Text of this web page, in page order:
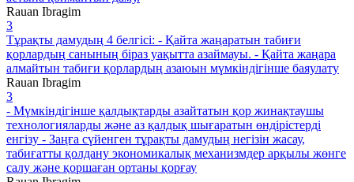
Rauan Ibragim
3
Тұрақты дамудың 4 белгісі: - Қайта жаңаратын табиғи
қорлардың санының біраз уақытта азаймауы. - Қайта жаңара
алмайтын табиғи қорлардың азаюын мүмкіндігінше баяулату
Rauan Ibragim
3
- Мүмкіндігінше қалдықтарды азайтатын қор жинақтаушы
технологияларды және аз қалдық шығаратын өндірістерді
енгізу - Заңға сүйенген тұрақты дамудың негізін жасау,
табиғатты қолдану экономикалық механизмдер арқылы жөнге
салу және қоршаған ортаны қорғау